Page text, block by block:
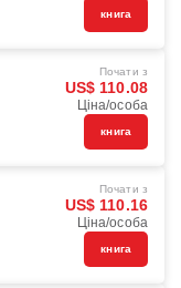
книга
Почати з
US$ 110.08
Ціна/особа
книга
Почати з
US$ 110.16
Ціна/особа
книга